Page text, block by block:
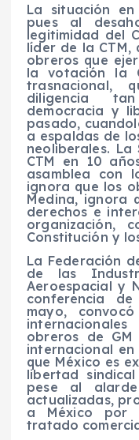
La situación en
puesal
legitimidad del
líder de la CTM,
obreros que
la votación la
trasnacional,
diligencia
democracia y
pasado, cuando
a espaldas de
neoliberales. La
CTM en 10
asamblea con
ignora que los
Medina, ignora
derechos e
organización,
Constitución y
La Federación
de las
Aeroespacial y
conferencia
mayo,
obreros de GM
internacional en
que México es
libertad sindical
pese al alarde
actualizadas,
a México por
tratado